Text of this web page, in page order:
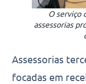
O serviço
assessorias
Assessorias
focadas em